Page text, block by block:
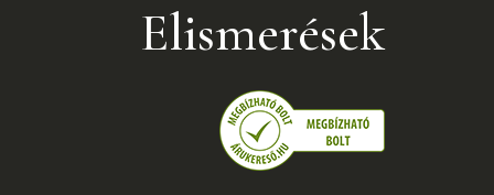
Elismerések